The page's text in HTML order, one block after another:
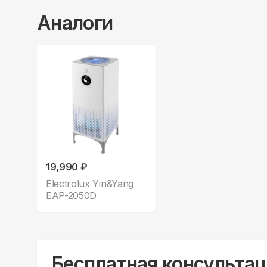
Аналоги
19,990 ₽
Electrolux Yin&Yang
EAP-2050D